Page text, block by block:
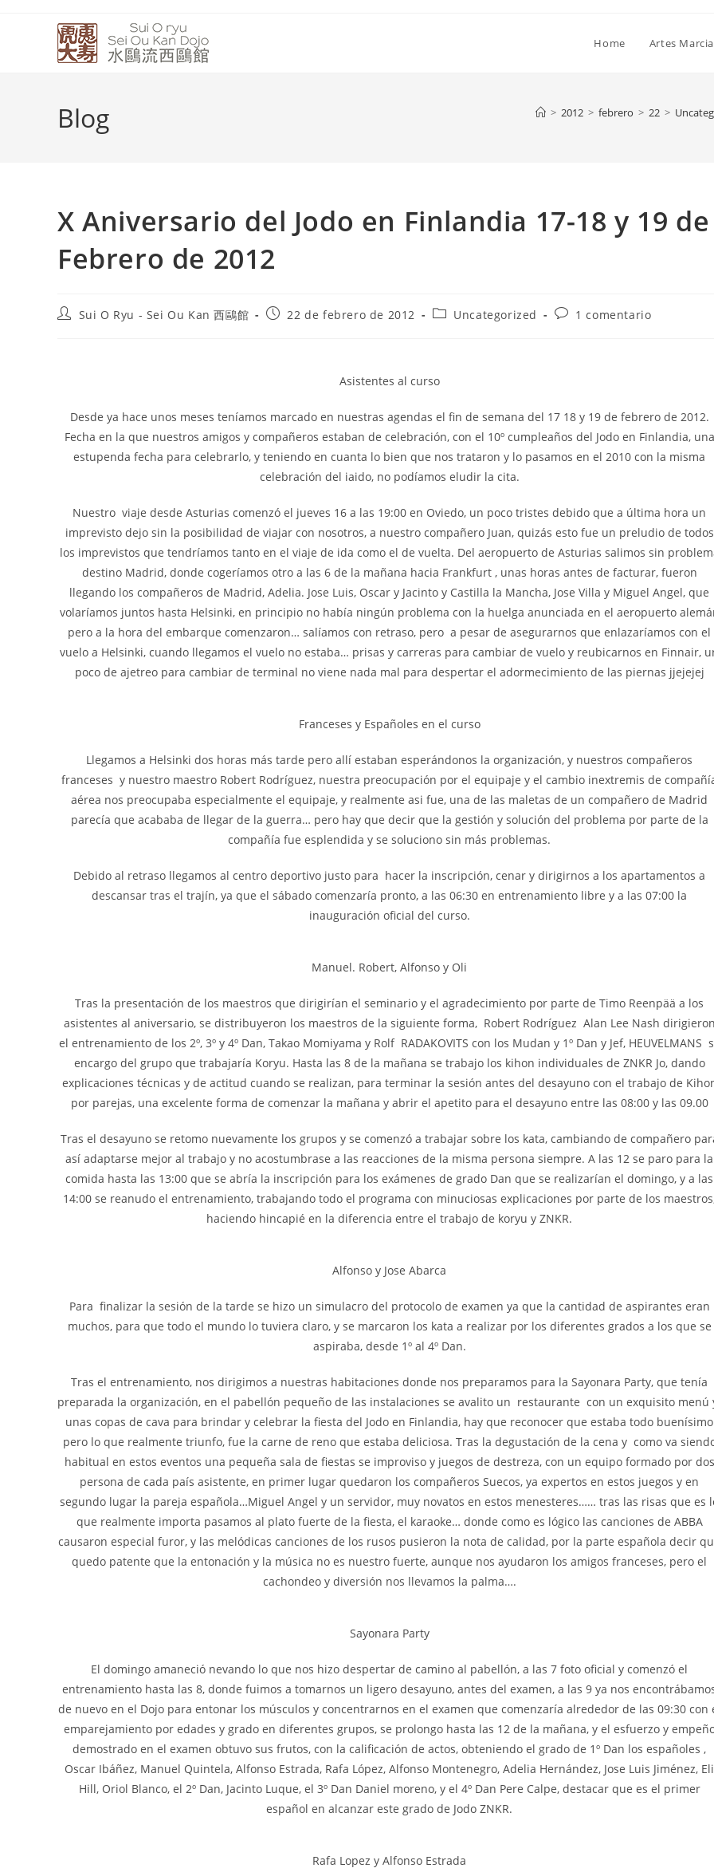
Home Artes
Blog > 2012 > febrero > 22 >
X Aniversario del Jodo en Finlandia 17-18 y 19 de
Febrero de 2012
Sui O Ryu - Sei Ou Kan 西鷗館 22 de febrero de 2012 Uncategorized 1 comentario
Asistentes al curso
Desde ya hace unos meses teníamos marcado en nuestras agendas el fin de semana del 17 18 y 19 de febrero de 2012.
Fecha en la que nuestros amigos y compañeros estaban de celebración, con el 10º cumpleaños del Jodo en Finlandia, una
estupenda fecha para celebrarlo, y teniendo en cuanta lo bien que nos trataron y lo pasamos en el 2010 con la misma
celebración del iaido, no podíamos eludir la cita.
Nuestro viaje desde Asturias comenzó el jueves 16 a las 19:00 en Oviedo, un poco tristes debido que a última hora un
imprevisto dejo sin la posibilidad de viajar con nosotros, a nuestro compañero Juan, quizás esto fue un preludio de todos
los imprevistos que tendríamos tanto en el viaje de ida como el de vuelta. Del aeropuerto de Asturias salimos sin
destino Madrid, donde cogeríamos otro a las 6 de la mañana hacia Frankfurt , unas horas antes de facturar, fueron
llegando los compañeros de Madrid, Adelia. Jose Luis, Oscar y Jacinto y Castilla la Mancha, Jose Villa y Miguel Angel, que
volaríamos juntos hasta Helsinki, en principio no había ningún problema con la huelga anunciada en el aeropuerto
pero a la hora del embarque comenzaron… salíamos con retraso, pero a pesar de asegurarnos que enlazaríamos con el
vuelo a Helsinki, cuando llegamos el vuelo no estaba… prisas y carreras para cambiar de vuelo y reubicarnos en Finnair,
poco de ajetreo para cambiar de terminal no viene nada mal para despertar el adormecimiento de las piernas jjejejej
Franceses y Españoles en el curso
Llegamos a Helsinki dos horas más tarde pero allí estaban esperándonos la organización, y nuestros compañeros
franceses y nuestro maestro Robert Rodríguez, nuestra preocupación por el equipaje y el cambio inextremis de
aérea nos preocupaba especialmente el equipaje, y realmente asi fue, una de las maletas de un compañero de Madrid
parecía que acababa de llegar de la guerra… pero hay que decir que la gestión y solución del problema por parte de la
compañía fue esplendida y se soluciono sin más problemas.
Debido al retraso llegamos al centro deportivo justo para hacer la inscripción, cenar y dirigirnos a los apartamentos a
descansar tras el trajín, ya que el sábado comenzaría pronto, a las 06:30 en entrenamiento libre y a las 07:00 la
inauguración oficial del curso.
Manuel. Robert, Alfonso y Oli
Tras la presentación de los maestros que dirigirían el seminario y el agradecimiento por parte de Timo Reenpää a los
asistentes al aniversario, se distribuyeron los maestros de la siguiente forma, Robert Rodríguez Alan Lee Nash dirigieron
el entrenamiento de los 2º, 3º y 4º Dan, Takao Momiyama y Rolf RADAKOVITS con los Mudan y 1º Dan y Jef, HEUVELMANS
encargo del grupo que trabajaría Koryu. Hasta las 8 de la mañana se trabajo los kihon individuales de ZNKR Jo, dando
explicaciones técnicas y de actitud cuando se realizan, para terminar la sesión antes del desayuno con el trabajo de
por parejas, una excelente forma de comenzar la mañana y abrir el apetito para el desayuno entre las 08:00 y las 09.00
Tras el desayuno se retomo nuevamente los grupos y se comenzó a trabajar sobre los kata, cambiando de compañero
así adaptarse mejor al trabajo y no acostumbrase a las reacciones de la misma persona siempre. A las 12 se paro para la
comida hasta las 13:00 que se abría la inscripción para los exámenes de grado Dan que se realizarían el domingo, y a las
14:00 se reanudo el entrenamiento, trabajando todo el programa con minuciosas explicaciones por parte de los
haciendo hincapié en la diferencia entre el trabajo de koryu y ZNKR.
Alfonso y Jose Abarca
Para finalizar la sesión de la tarde se hizo un simulacro del protocolo de examen ya que la cantidad de aspirantes eran
muchos, para que todo el mundo lo tuviera claro, y se marcaron los kata a realizar por los diferentes grados a los que se
aspiraba, desde 1º al 4º Dan.
Tras el entrenamiento, nos dirigimos a nuestras habitaciones donde nos preparamos para la Sayonara Party, que tenía
preparada la organización, en el pabellón pequeño de las instalaciones se avalito un restaurante con un exquisito menú
unas copas de cava para brindar y celebrar la fiesta del Jodo en Finlandia, hay que reconocer que estaba todo buenísimo
pero lo que realmente triunfo, fue la carne de reno que estaba deliciosa. Tras la degustación de la cena y como va
habitual en estos eventos una pequeña sala de fiestas se improviso y juegos de destreza, con un equipo formado por dos
persona de cada país asistente, en primer lugar quedaron los compañeros Suecos, ya expertos en estos juegos y en
segundo lugar la pareja española…Miguel Angel y un servidor, muy novatos en estos menesteres…… tras las risas que es
que realmente importa pasamos al plato fuerte de la fiesta, el karaoke… donde como es lógico las canciones de ABBA
causaron especial furor, y las melódicas canciones de los rusos pusieron la nota de calidad, por la parte española decir
quedo patente que la entonación y la música no es nuestro fuerte, aunque nos ayudaron los amigos franceses, pero el
cachondeo y diversión nos llevamos la palma….
Sayonara Party
El domingo amaneció nevando lo que nos hizo despertar de camino al pabellón, a las 7 foto oficial y comenzó el
entrenamiento hasta las 8, donde fuimos a tomarnos un ligero desayuno, antes del examen, a las 9 ya nos
de nuevo en el Dojo para entonar los músculos y concentrarnos en el examen que comenzaría alrededor de las 09:30 con
emparejamiento por edades y grado en diferentes grupos, se prolongo hasta las 12 de la mañana, y el esfuerzo y
demostrado en el examen obtuvo sus frutos, con la calificación de actos, obteniendo el grado de 1º Dan los españoles ,
Oscar Ibáñez, Manuel Quintela, Alfonso Estrada, Rafa López, Alfonso Montenegro, Adelia Hernández, Jose Luis Jiménez, Eli
Hill, Oriol Blanco, el 2º Dan, Jacinto Luque, el 3º Dan Daniel moreno, y el 4º Dan Pere Calpe, destacar que es el primer
español en alcanzar este grado de Jodo ZNKR.
Rafa Lopez y Alfonso Estrada